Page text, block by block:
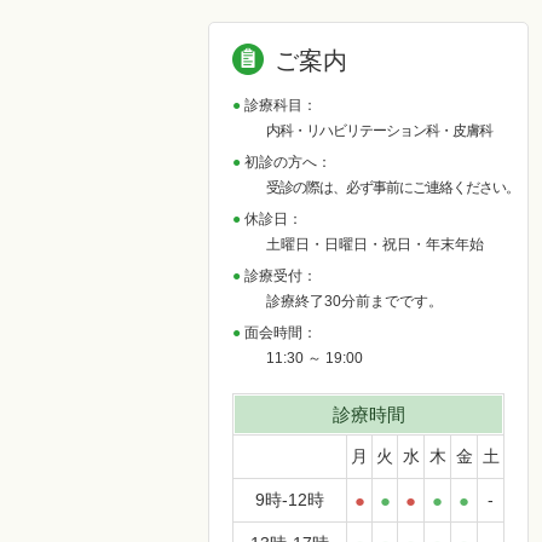
ご案内
診療科目：
内科・リハビリテーション科・皮膚科
初診の方へ：
受診の際は、必ず事前にご連絡ください。
休診日：
土曜日・日曜日・祝日・年末年始
診療受付：
診療終了30分前までです。
面会時間：
11:30 ～ 19:00
診療時間
月 火 水 木 金 土
9時-12時 ● ● ● ● ● -